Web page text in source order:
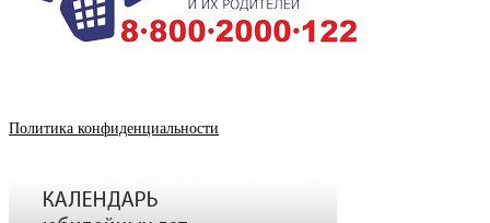
Политика конфиденциальности